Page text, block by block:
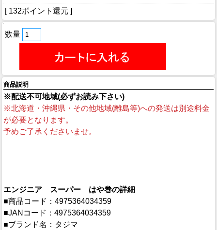
[ 132ポイント還元 ]
数量
商品説明
※配送不可地域(必ずお読み下さい)
※北海道・沖縄県・その他地域(離島等)への発送は別途料金
が必要となります。
予めご了承くださいませ。
エンジニア スーパー はや巻の詳細
■商品コード：4975364034359
■JANコード：4975364034359
■ブランド名：タジマ